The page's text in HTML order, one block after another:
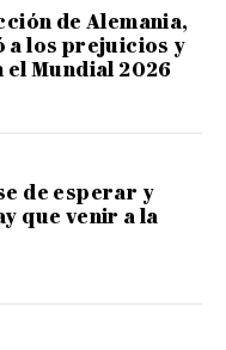
de Alemania,
a los prejuicios y
el Mundial 2026
de esperar y
que venir a la